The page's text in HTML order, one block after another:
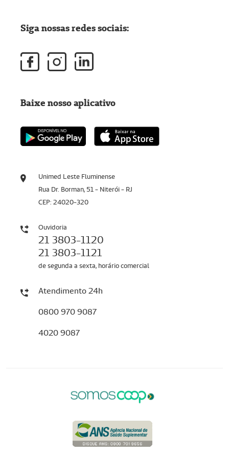
Unimed Leste Fluminense
Rua Dr. Borman, 51 - Niterói - RJ
CEP: 24020-320
Ouvidoria
21 3803-1120
21 3803-1121
de segunda a sexta, horário comercial
Atendimento 24h
0800 970 9087
4020 9087
Siga nossas redes sociais:
Baixe nosso aplicativo